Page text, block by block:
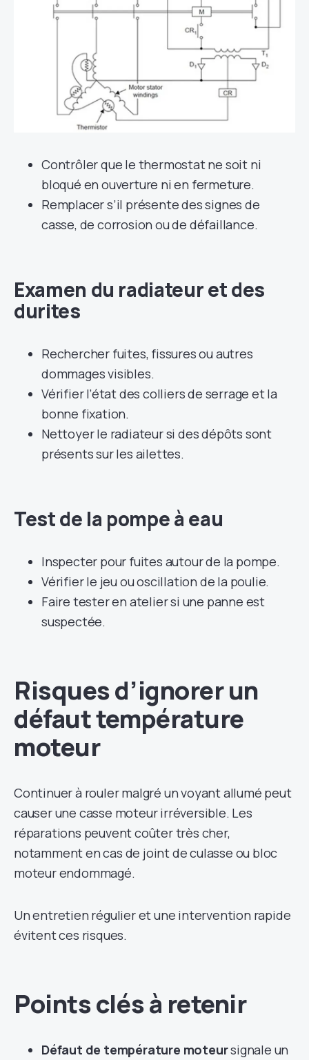
Contrôler que le thermostat ne soit ni
bloqué en ouverture ni en fermeture.
Remplacer s’il présente des signes de
casse, de corrosion ou de défaillance.
Examen du radiateur et des
durites
Rechercher fuites, fissures ou autres
dommages visibles.
Vérifier l’état des colliers de serrage et la
bonne fixation.
Nettoyer le radiateur si des dépôts sont
présents sur les ailettes.
Test de la pompe à eau
Inspecter pour fuites autour de la pompe.
Vérifier le jeu ou oscillation de la poulie.
Faire tester en atelier si une panne est
suspectée.
Risques d’ignorer un
défaut température
moteur
Continuer à rouler malgré un voyant allumé peut
causer une casse moteur irréversible. Les
réparations peuvent coûter très cher,
notamment en cas de joint de culasse ou bloc
moteur endommagé.
Un entretien régulier et une intervention rapide
évitent ces risques.
Points clés à retenir
Défaut de température moteursignale un